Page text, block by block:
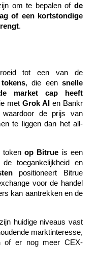
belangen
om te bepalen of de
of een kortstondige
.
tot een van de
, die een snelle
market cap heeft
met Grok AI en Bankr
waardoor de prijs van
te liggen dan het all-
token op Bitrue is een
toegankelijkheid en
positioneert Bitrue
voor de handel
kan aantrekken en de
huidige niveaus vast
marktinteresse,
of er nog meer CEX-